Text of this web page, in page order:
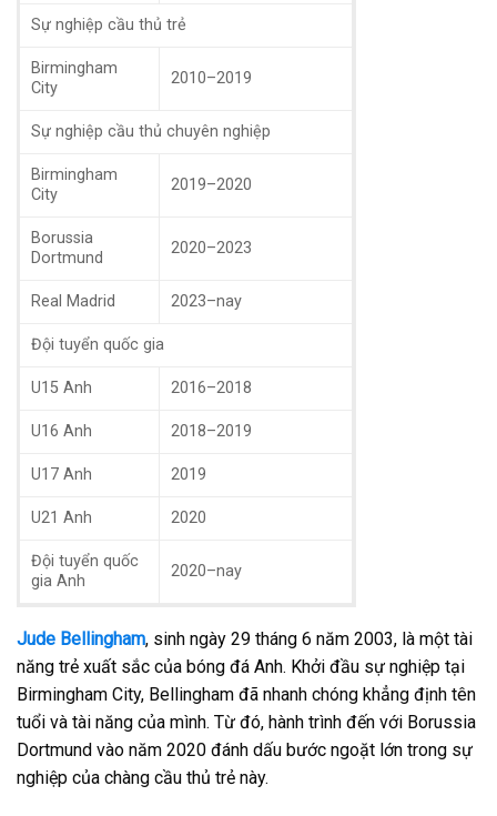
Sự nghiệp cầu thủ trẻ
Birmingham
City
2010–2019
Sự nghiệp cầu thủ chuyên nghiệp
Birmingham
City
2019–2020
Borussia
Dortmund
2020–2023
Real Madrid 2023–nay
Đội tuyển quốc gia
U15 Anh 2016–2018
U16 Anh 2018–2019
U17 Anh 2019
U21 Anh 2020
Đội tuyển quốc
gia Anh
2020–nay
Jude Bellingham, sinh ngày 29 tháng 6 năm 2003, là một tài
năng trẻ xuất sắc của bóng đá Anh. Khởi đầu sự nghiệp tại
Birmingham City, Bellingham đã nhanh chóng khẳng định tên
tuổi và tài năng của mình. Từ đó, hành trình đến với Borussia
Dortmund vào năm 2020 đánh dấu bước ngoặt lớn trong sự
nghiệp của chàng cầu thủ trẻ này.